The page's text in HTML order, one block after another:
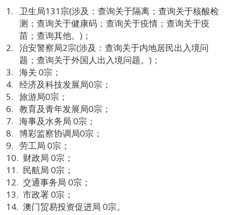
卫生局131宗(涉及：查询关于隔离；查询关于核酸检
测；查询关于健康码；查询关于疫情；查询关于疫
苗；查询其他。)；
治安警察局2宗(涉及：查询关于内地居民出入境问
题；查询关于外国人出入境问题。)；
海关 0宗；
经济及科技发展局0宗；
旅游局0宗；
教育及青年发展局0宗；
海事及水务局 0宗；
博彩监察协调局0宗；
劳工局 0宗；
财政局 0宗；
民航局 0宗；
交通事务局 0宗；
市政署 0宗；
澳门贸易投资促进局 0宗。